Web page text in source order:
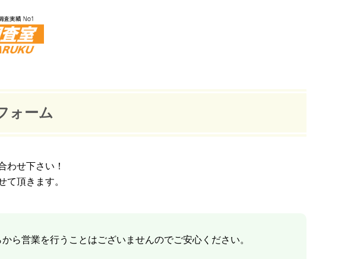
ォーム
わせ下さい！
て頂きます。
ら営業を行うことはございませんのでご安心ください。